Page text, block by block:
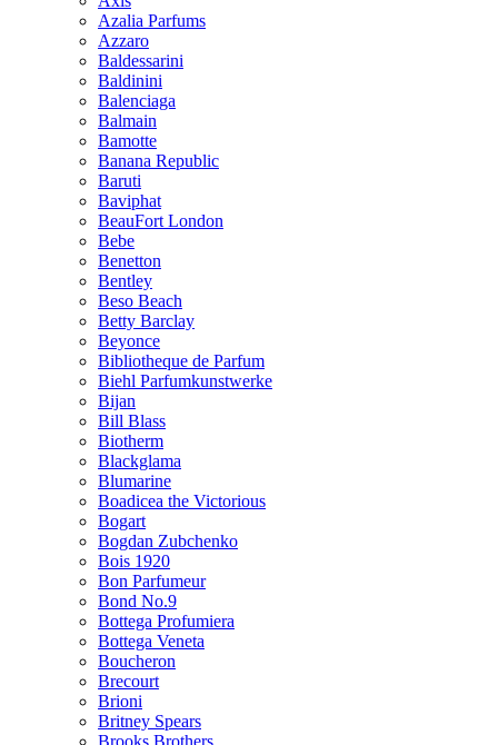
Azalia Parfums
Azzaro
Baldessarini
Baldinini
Balenciaga
Balmain
Bamotte
Banana Republic
Baruti
Baviphat
BeauFort London
Bebe
Benetton
Bentley
Beso Beach
Betty Barclay
Beyonce
Bibliotheque de Parfum
Biehl Parfumkunstwerke
Bijan
Bill Blass
Biotherm
Blackglama
Blumarine
Boadicea the Victorious
Bogart
Bogdan Zubchenko
Bois 1920
Bon Parfumeur
Bond No.9
Bottega Profumiera
Bottega Veneta
Boucheron
Brecourt
Brioni
Britney Spears
Brooks Brothers